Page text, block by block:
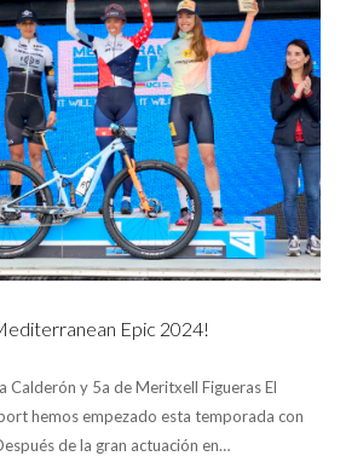
Epic 2024!
Calderón y 5a de Meritxell Figueras El
hemos empezado esta temporada con
de la gran actuación en…